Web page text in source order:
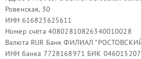
Ровенская, 30
ИНН 616823625611
Номер счёта 40802810826340010028
Валюта RUR Банк ФИЛИАЛ
ИНН банка 7728168971 БИК 046015207